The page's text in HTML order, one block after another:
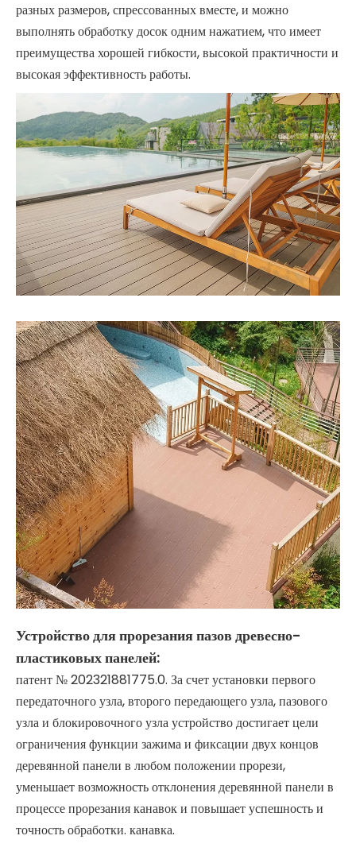
разных размеров, спрессованных вместе, и можно
выполнять обработку досок одним нажатием, что имеет
преимущества хорошей гибкости, высокой практичности и
высокая эффективность работы.
Устройство для прорезания пазов древесно-
пластиковых панелей:
патент № 202321881775.0. За счет установки первого
передаточного узла, второго передающего узла, пазового
узла и блокировочного узла устройство достигает цели
ограничения функции зажима и фиксации двух концов
деревянной панели в любом положении прорези,
уменьшает возможность отклонения деревянной панели в
процессе прорезания канавок и повышает успешность и
точность обработки. канавка.